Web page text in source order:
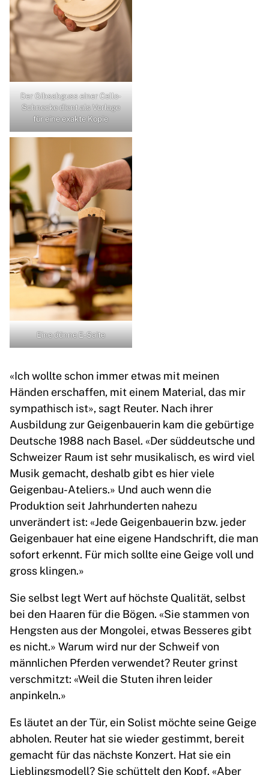
Der Gibsabguss einer Cello-
Schnecke dient als Vorlage
für eine exakte Kopie
Eine dünne E-Saite
«Ich wollte schon immer etwas mit meinen
Händen erschaffen, mit einem Material, das mir
sympathisch ist», sagt Reuter. Nach ihrer
Ausbildung zur Geigenbauerin kam die gebürtige
Deutsche 1988 nach Basel. «Der süddeutsche und
Schweizer Raum ist sehr musikalisch, es wird viel
Musik gemacht, deshalb gibt es hier viele
Geigenbau-Ateliers.» Und auch wenn die
Produktion seit Jahrhunderten nahezu
unverändert ist: «Jede Geigenbauerin bzw. jeder
Geigenbauer hat eine eigene Handschrift, die man
sofort erkennt. Für mich sollte eine Geige voll und
gross klingen.»
Sie selbst legt Wert auf höchste Qualität, selbst
bei den Haaren für die Bögen. «Sie stammen von
Hengsten aus der Mongolei, etwas Besseres gibt
es nicht.» Warum wird nur der Schweif von
männlichen Pferden verwendet? Reuter grinst
verschmitzt: «Weil die Stuten ihren leider
anpinkeln.»
Es läutet an der Tür, ein Solist möchte seine Geige
abholen. Reuter hat sie wieder gestimmt, bereit
gemacht für das nächste Konzert. Hat sie ein
Lieblingsmodell? Sie schüttelt den Kopf. «Aber